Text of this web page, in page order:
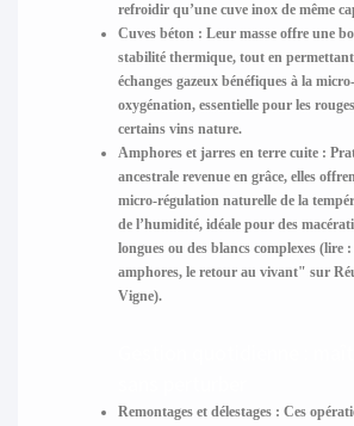
refroidir qu’une cuve inox de même
Cuves béton : Leur masse offre une
stabilité thermique, tout en permettant
échanges gazeux bénéfiques à la micro-
oxygénation, essentielle pour les
certains vins nature.
Amphores et jarres en terre cuite :
ancestrale revenue en grâce, elles
micro-régulation naturelle de la
de l’humidité, idéale pour des
longues ou des blancs complexes (lire
amphores, le retour au vivant" sur
Vigne).
Remontages et délestages : Ces